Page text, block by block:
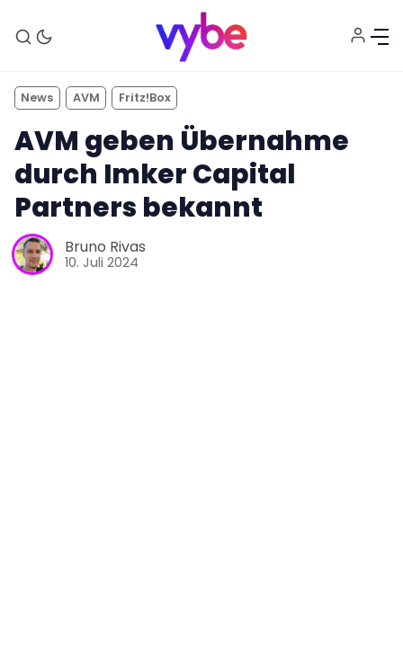
News AVM Fritz!Box
AVM geben Übernahme
durch Imker Capital
Partners bekannt
Bruno Rivas
10. Juli 2024